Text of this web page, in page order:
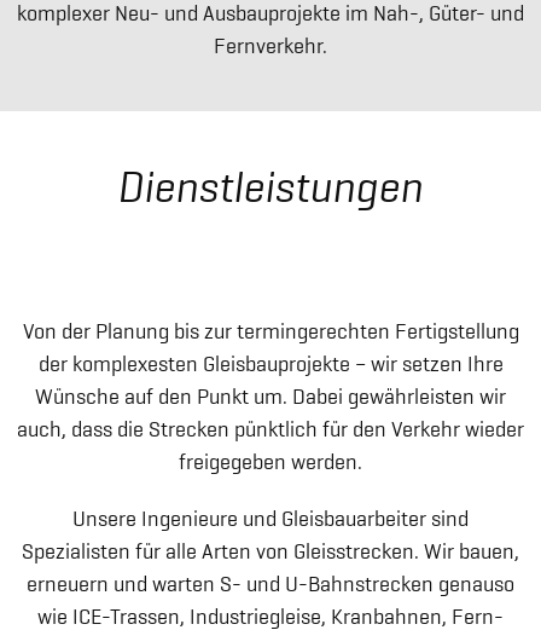
komplexer Neu- und Ausbauprojekte im Nah-, Güter- und
Fernverkehr.
Dienstleistungen
Von der Planung bis zur termingerechten Fertigstellung
der komplexesten Gleisbauprojekte – wir setzen Ihre
Wünsche auf den Punkt um. Dabei gewährleisten wir
auch, dass die Strecken pünktlich für den Verkehr wieder
freigegeben werden.
Unsere Ingenieure und Gleisbauarbeiter sind
Spezialisten für alle Arten von Gleisstrecken. Wir bauen,
erneuern und warten S- und U-Bahnstrecken genauso
wie ICE-Trassen, Industriegleise, Kranbahnen, Fern-